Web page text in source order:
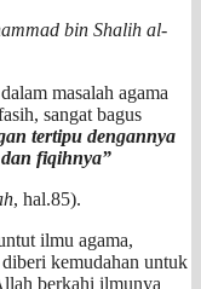
bin Shalih al-
masalah agama
sangat bagus
tertipu dengannya
fiqihnya”
, hal.85).
ilmu agama,
kemudahan untuk
berkahi ilmunya